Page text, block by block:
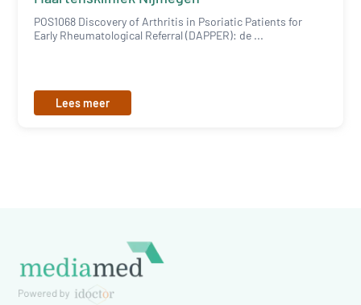
POS1068 Discovery of Arthritis in Psoriatic Patients for
Early Rheumatological Referral (DAPPER): de ...
Lees meer